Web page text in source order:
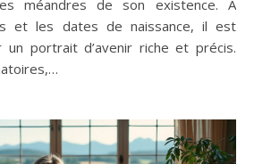
méandres de son existence. À
et les dates de naissance, il est
portrait d’avenir riche et précis.